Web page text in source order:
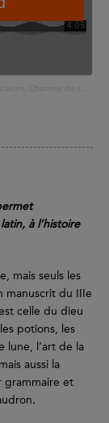
Charmes de sorcières
à l’histoire
mais seuls les
manuscrit du IIIe
celle du dieu
potions, les
lune, l’art de la
aussi la
grammaire et